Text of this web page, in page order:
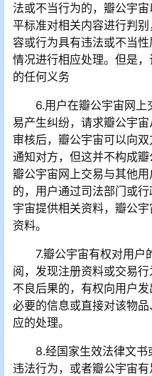
法或不当行为的，瓣公宇
平标准对相关内容进行判
容或行为具有违法或不当
情况进行相应处理。但是
的任何义务
6.用户在瓣公宇宙网上
易产生纠纷，请求瓣公宇
审核后，瓣公宇宙可以向
通知对方，但这并不构成
瓣公宇宙网上交易与其他
的，用户通过司法部门或
宇宙提供相关资料，瓣公
资料。
7.瓣公宇宙有权对用户
阅，发现注册资料或交易
不良后果的，有权向用户
必要的信息或直接对该物
应的处理。
8.经国家生效法律文书
违法行为，或者瓣公宇宙